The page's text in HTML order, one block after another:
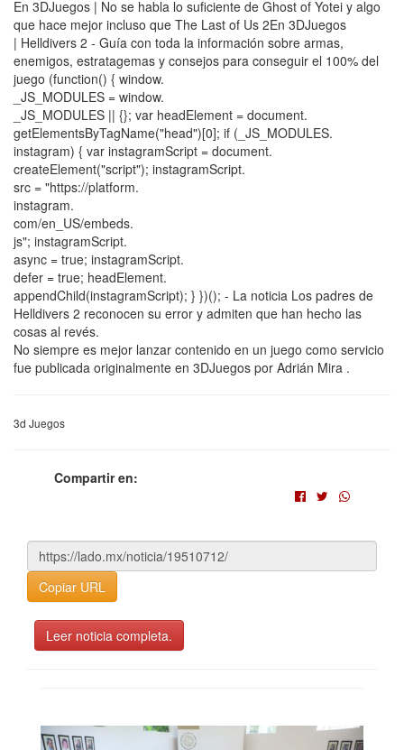
En 3DJuegos | No se habla lo suficiente de Ghost of Yotei y algo
que hace mejor incluso que The Last of Us 2En 3DJuegos
| Helldivers 2 - Guía con toda la información sobre armas,
enemigos, estratagemas y consejos para conseguir el 100% del
juego (function() { window.
_JS_MODULES = window.
_JS_MODULES || {}; var headElement = document.
getElementsByTagName("head")[0]; if (_JS_MODULES.
instagram) { var instagramScript = document.
createElement("script"); instagramScript.
src = "https://platform.
instagram.
com/en_US/embeds.
js"; instagramScript.
async = true; instagramScript.
defer = true; headElement.
appendChild(instagramScript); } })(); - La noticia Los padres de
Helldivers 2 reconocen su error y admiten que han hecho las
cosas al revés.
No siempre es mejor lanzar contenido en un juego como servicio
fue publicada originalmente en 3DJuegos por Adrián Mira .
3d Juegos
Compartir en:
Copiar URL
Leer noticia completa.